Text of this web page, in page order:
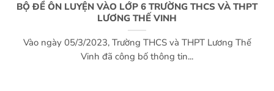
BỘ ĐỀ ÔN LUYỆN VÀO LỚP 6 TRƯỜNG THCS VÀ THPT
LƯƠNG THẾ VINH
Vào ngày 05/3/2023, Trường THCS và THPT Lương Thế
Vinh đã công bố thông tin...